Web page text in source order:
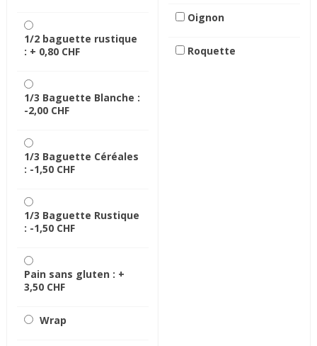
1/2 baguette rustique
: + 0,80 CHF
1/3 Baguette Blanche :
-2,00 CHF
1/3 Baguette Céréales
: -1,50 CHF
1/3 Baguette Rustique
: -1,50 CHF
Pain sans gluten : +
3,50 CHF
Wrap
Oignon
Roquette